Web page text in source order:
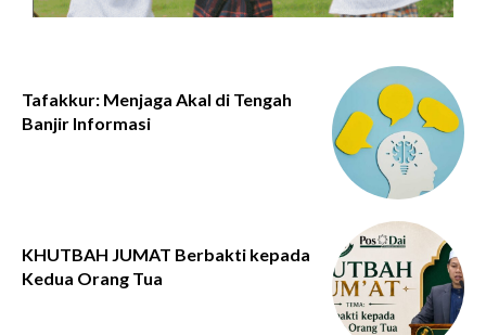
Tafakkur: Menjaga Akal di Tengah
Banjir Informasi
KHUTBAH JUMAT Berbakti kepada
Kedua Orang Tua